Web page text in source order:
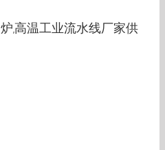
,高温工业流水线厂家供